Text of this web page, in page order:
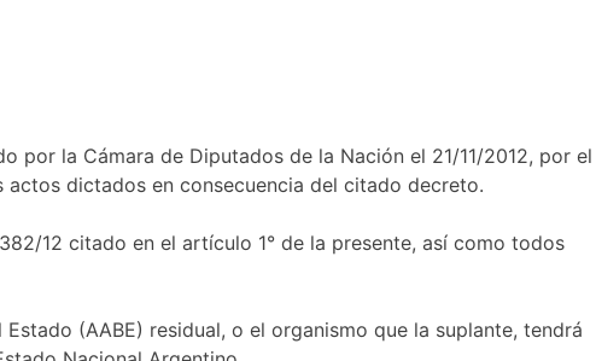
por la Cámara de Diputados de la Nación el 21/11/2012, por el
dictados en consecuencia del citado decreto.
12 citado en el artículo 1° de la presente, así como todos
(AABE) residual, o el organismo que la suplante, tendrá